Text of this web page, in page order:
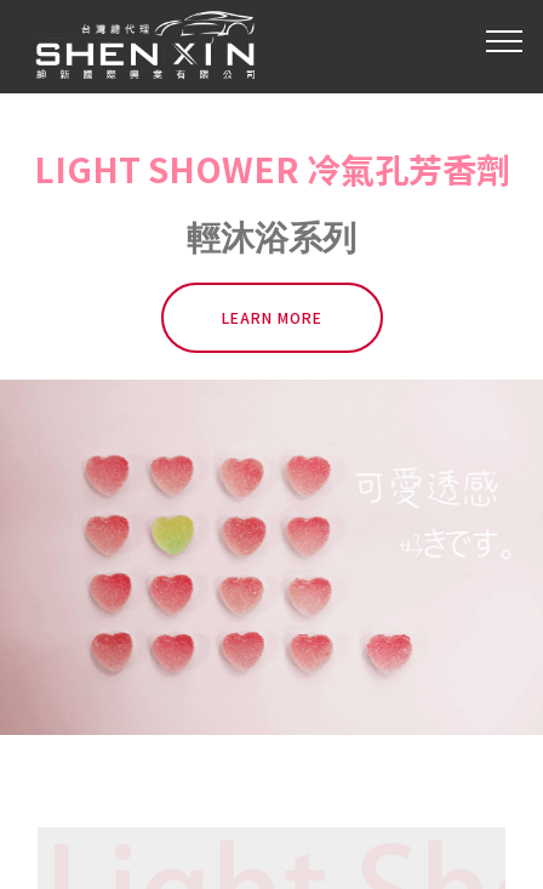
LIGHT SHOWER 冷氣孔芳香劑
輕沐浴系列
LEARN MORE